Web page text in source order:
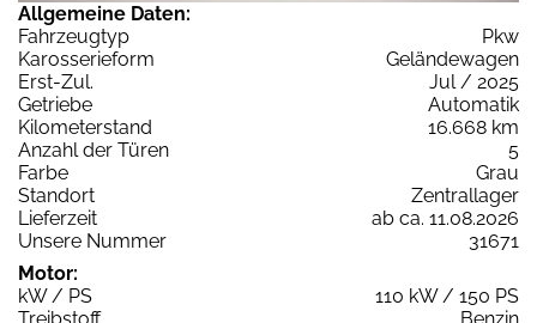
Allgemeine Daten:
Fahrzeugtyp
Pkw
Karosserieform
Geländewagen
Erst-Zul.
Jul / 2025
Getriebe
Automatik
Kilometerstand
16.668 km
Anzahl der Türen
5
Farbe
Grau
Standort
Zentrallager
Lieferzeit
ab ca. 11.08.2026
Unsere Nummer
31671
Motor:
kW / PS
110 kW / 150 PS
Treibstoff
Benzin